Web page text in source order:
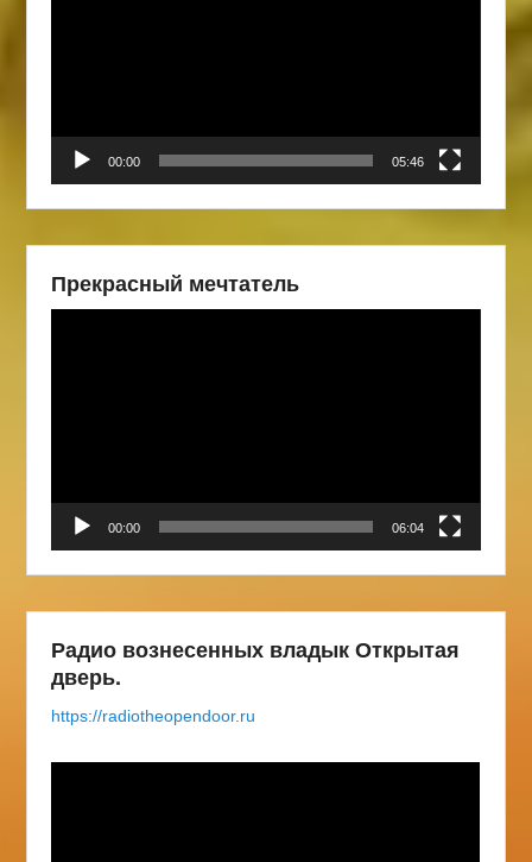
00:00 05:46
Прекрасный мечтатель
00:00 06:04
Радио вознесенных владык Открытая
дверь.
https://radiotheopendoor.ru